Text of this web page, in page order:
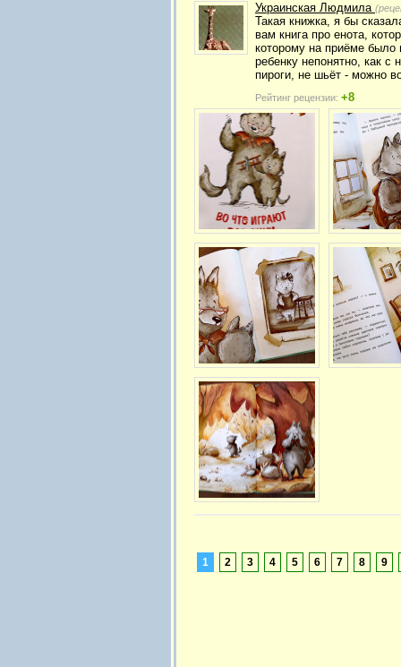
Украинская Людмила
Такая книжка, я бы
вам книга про енота,
которому на приёме было
ребенку непонятно, как с
пироги, не шьёт - можно
Рейтинг рецензии: +8
1 2 3 4 5 6 7 8 9